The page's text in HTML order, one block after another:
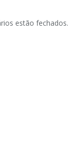
estão fechados.